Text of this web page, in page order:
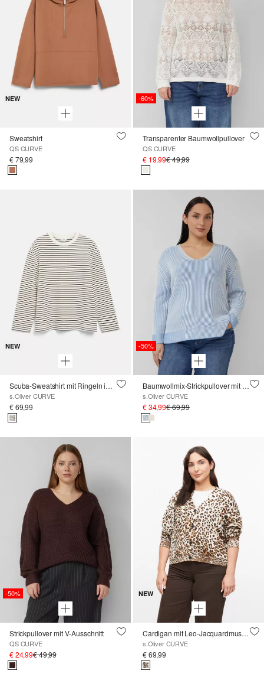
NEW
Sweatshirt
QS CURVE
€ 79,99
-60%
Transparenter Baumwollpullover
QS CURVE
€ 19,99€ 49,99
NEW
Scuba-Sweatshirt mit Ringeln im Relaxed Fit
s.Oliver CURVE
€ 69,99
-50%
Baumwollmix-Strickpullover mit V-Ausschnitt
s.Oliver CURVE
€ 34,99€ 69,99
-50%
Strickpullover mit V-Ausschnitt
QS CURVE
€ 24,99€ 49,99
NEW
Cardigan mit Leo-Jacquardmuster
s.Oliver CURVE
€ 69,99